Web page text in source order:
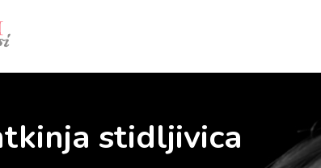
stidljivica